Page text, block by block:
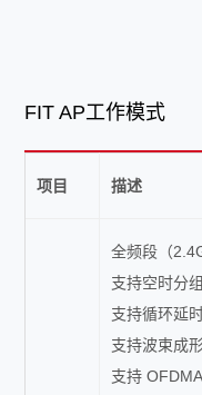
FIT AP工作模式
项目 描述
全频段（
支持空时分
支持循环延
支持波束成
支持 OFDMA